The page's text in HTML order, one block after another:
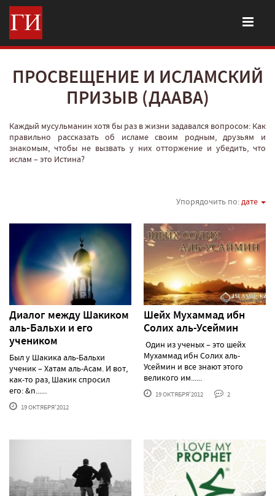
ПРОСВЕЩЕНИЕ И ИСЛАМСКИЙ
ПРИЗЫВ (ДААВА)
Каждый мусульманин хотя бы раз в жизни задавался вопросом: Как
правильно рассказать об исламе своим родным, друзьям и
знакомым, чтобы не вызвать у них отторжение и убедить, что
ислам – это Истина?
Упорядочить по:дате
Диалог между Шакиком
аль-Бальхи и его
учеником
Был у Шакика аль-Бальхи
ученик – Хатам аль-Асам. И вот,
как-то раз, Шакик спросил
его: &n......
19 ОКТЯБРЯ'2012
Шейх Мухаммад ибн
Солих аль-Усеймин
Один из ученых – это шейх
Мухаммад ибн Солих аль-
Усеймин и все знают этого
великого им......
19 ОКТЯБРЯ'2012 2